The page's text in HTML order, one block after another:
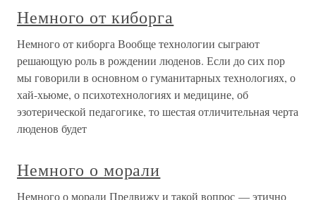
Немного от киборга
Немного от киборга Вообще технологии сыграют
решающую роль в рождении люденов. Если до сих пор
мы говорили в основном о гуманитарных технологиях, о
хай-хьюме, о психотехнологиях и медицине, об
эзотерической педагогике, то шестая отличительная черта
люденов будет
Немного о морали
Немного о морали Предвижу и такой вопрос — этично